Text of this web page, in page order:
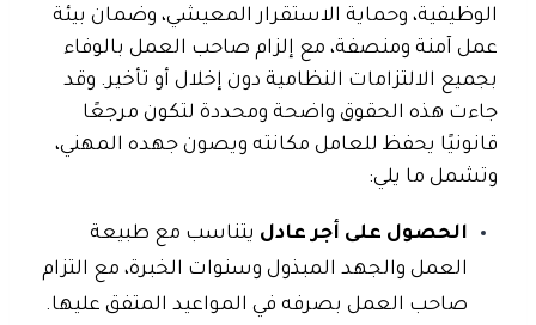
الوظيفية، وحماية الاستقرار المعيشي، وضمان بيئة
عمل آمنة ومنصفة، مع إلزام صاحب العمل بالوفاء
بجميع الالتزامات النظامية دون إخلال أو تأخير. وقد
جاءت هذه الحقوق واضحة ومحددة لتكون مرجعًا
قانونيًا يحفظ للعامل مكانته ويصون جهده المهني،
وتشمل ما يلي:
الحصول على أجر عادل يتناسب مع طبيعة
العمل والجهد المبذول وسنوات الخبرة، مع التزام
صاحب العمل بصرفه في المواعيد المتفق عليها.